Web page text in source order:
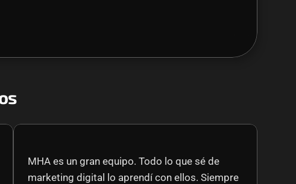
MHA es un gran equipo. Todo lo que sé de
marketing digital lo aprendí con ellos. Siempre